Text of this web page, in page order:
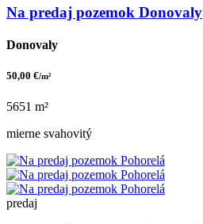
Na predaj pozemok Donovaly
Donovaly
50,00 €/m²
5651 m²
mierne svahovitý
predaj